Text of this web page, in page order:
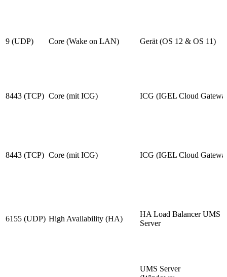
9 (UDP) Core (Wake on LAN) Gerät (OS 12 & OS 11)
8443 (TCP) Core (mit ICG) ICG (IGEL Cloud
8443 (TCP) Core (mit ICG) ICG (IGEL Cloud
6155 (UDP) High Availability (HA)
HA Load Balancer UMS
Server
UMS Server